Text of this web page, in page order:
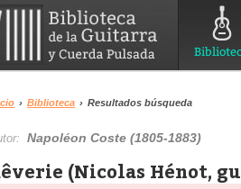
› Biblioteca › Resultados búsqueda
Napoléon Coste (1805-1883)
(Nicolas Hénot,